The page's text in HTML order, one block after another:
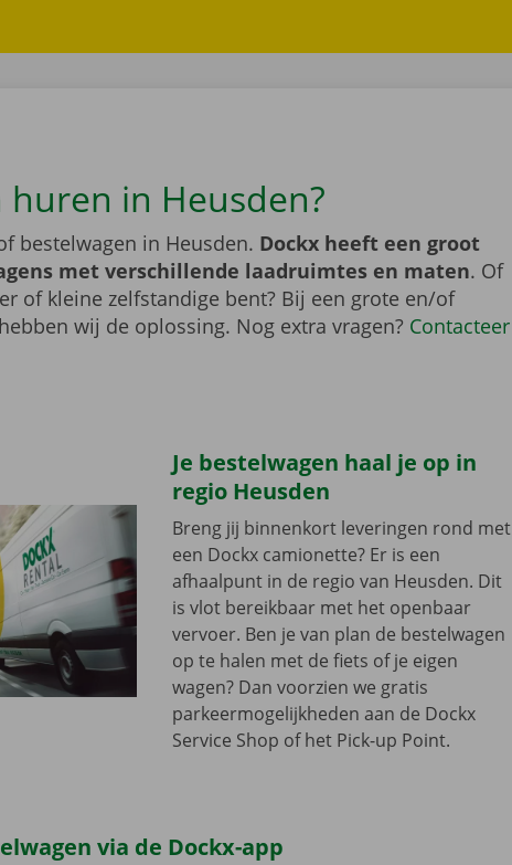
huren in Heusden?
bestelwagen in Heusden. Dockx heeft een groot
met verschillende laadruimtes en maten. Of
of kleine zelfstandige bent? Bij een grote en/of
wij de oplossing. Nog extra vragen? Contacteer
Je bestelwagen haal je op in
regio Heusden
Breng jij binnenkort leveringen rond met
een Dockx camionette? Er is een
afhaalpunt in de regio van Heusden. Dit
is vlot bereikbaar met het openbaar
vervoer. Ben je van plan de bestelwagen
op te halen met de fiets of je eigen
wagen? Dan voorzien we gratis
parkeermogelijkheden aan de Dockx
Service Shop of het Pick-up Point.
via de Dockx-app